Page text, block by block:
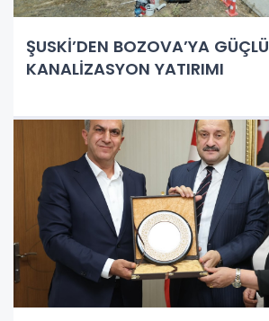
ŞUSKİ’DEN BOZOVA’YA GÜÇLÜ
KANALİZASYON YATIRIMI